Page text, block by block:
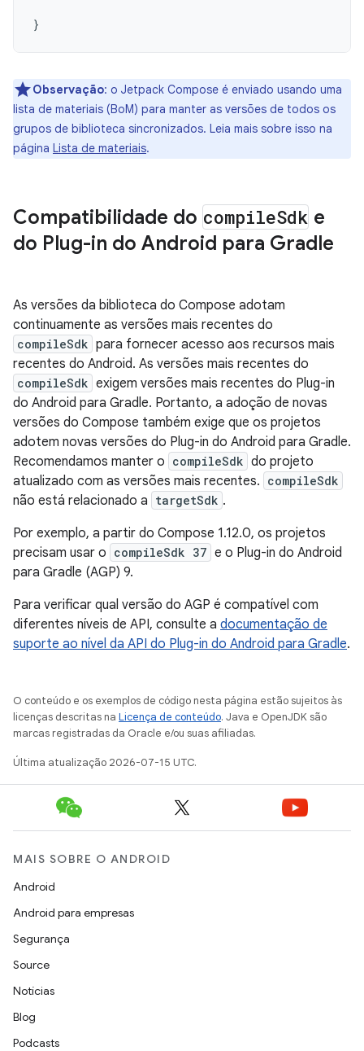
}
Observação: o Jetpack Compose é enviado usando uma
lista de materiais (BoM) para manter as versões de todos os
grupos de biblioteca sincronizados. Leia mais sobre isso na
página Lista de materiais.
Compatibilidade do compileSdk e
do Plug-in do Android para Gradle
As versões da biblioteca do Compose adotam
continuamente as versões mais recentes do
compileSdk para fornecer acesso aos recursos mais
recentes do Android. As versões mais recentes do
compileSdk exigem versões mais recentes do Plug-in
do Android para Gradle. Portanto, a adoção de novas
versões do Compose também exige que os projetos
adotem novas versões do Plug-in do Android para Gradle.
Recomendamos manter o compileSdk do projeto
atualizado com as versões mais recentes. compileSdk
não está relacionado a targetSdk .
Por exemplo, a partir do Compose 1.12.0, os projetos
precisam usar o compileSdk 37 e o Plug-in do Android
para Gradle (AGP) 9.
Para verificar qual versão do AGP é compatível com
diferentes níveis de API, consulte a documentação de
suporte ao nível da API do Plug-in do Android para Gradle.
O conteúdo e os exemplos de código nesta página estão sujeitos às
licenças descritas na Licença de conteúdo. Java e OpenJDK são
marcas registradas da Oracle e/ou suas afiliadas.
Última atualização 2026-07-15 UTC.
MAIS SOBRE O ANDROID
Android
Android para empresas
Segurança
Source
Notícias
Blog
Podcasts